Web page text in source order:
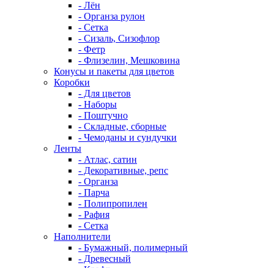
- Лён
- Органза рулон
- Сетка
- Сизаль, Сизофлор
- Фетр
- Флизелин, Мешковина
Конусы и пакеты для цветов
Коробки
- Для цветов
- Наборы
- Поштучно
- Складные, сборные
- Чемоданы и сундучки
Ленты
- Атлас, сатин
- Декоративные, репс
- Органза
- Парча
- Полипропилен
- Рафия
- Сетка
Наполнители
- Бумажный, полимерный
- Древесный